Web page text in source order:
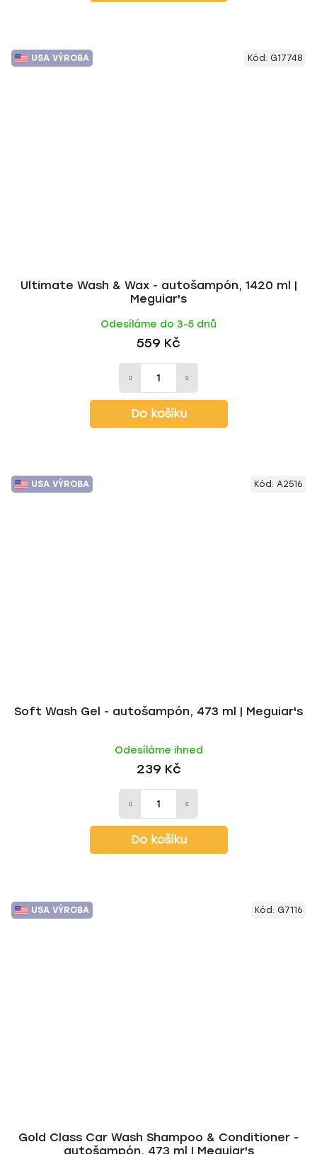
USA VÝROBA
Ultimate Wash & Wax - autošampón, 1420 ml |
Meguiar's
Odesíláme do 3-5 dnů
559 Kč
Do košíku
Kód: G17748
USA VÝROBA
Soft Wash Gel - autošampón, 473 ml | Meguiar's
Odesíláme ihned
239 Kč
Do košíku
Kód: A2516
USA VÝROBA
Gold Class Car Wash Shampoo & Conditioner -
autošampón, 473 ml | Meguiar's
Kód: G7116